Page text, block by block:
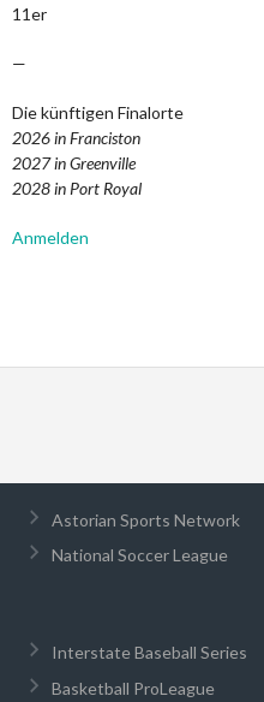
11er
—
Die künftigen Finalorte
2026 in Franciston
2027 in Greenville
2028 in Port Royal
Anmelden
Astorian Sports Network
National Soccer League
Interstate Baseball Series
Basketball ProLeague